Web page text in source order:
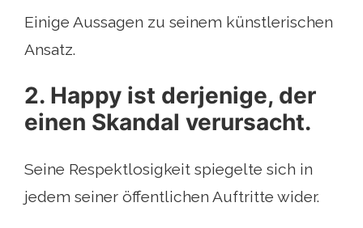
Einige Aussagen zu seinem künstlerischen
Ansatz.
2. Happy ist derjenige, der
einen Skandal verursacht.
Seine Respektlosigkeit spiegelte sich in
jedem seiner öffentlichen Auftritte wider.